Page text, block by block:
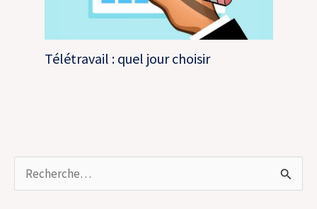
Télétravail : quel jour choisir
e